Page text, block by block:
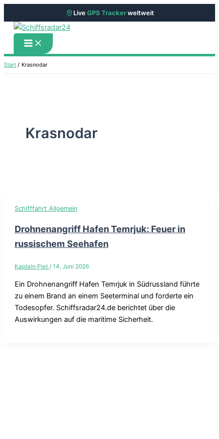
LiveGPS Trackerweltweit
Zum
Start Krasnodar
Krasnodar
Schifffahrt Allgemein
Drohnenangriff Hafen Temrjuk: Feuer in
russischem Seehafen
Kaptain Piet / 14. Juni 2026
Ein Drohnenangriff Hafen Temrjuk in Südrussland führte
zu einem Brand an einem Seeterminal und forderte ein
Todesopfer. Schiffsradar24.de berichtet über die
Auswirkungen auf die maritime Sicherheit.